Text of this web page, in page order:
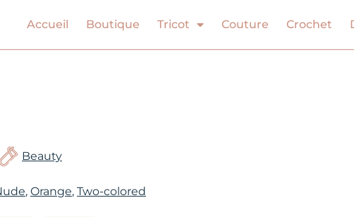
Accueil Boutique Tricot Couture Crochet
Beauty
, Orange, Two-colored